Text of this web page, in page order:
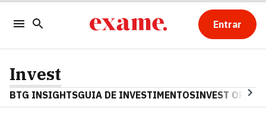
Entrar
Invest
BTG INSIGHTSGUIA DE INVESTIMENTOSINVEST OPINA